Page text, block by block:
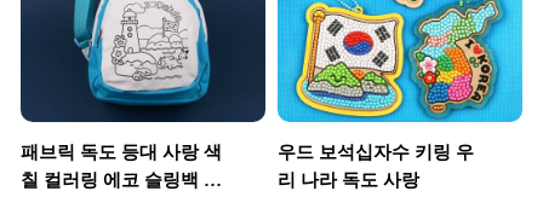
패브릭 독도 등대 사랑 색
칠 컬러링 에코 슬링백 가
우드 보석십자수 키링 우
리 나라 독도 사랑